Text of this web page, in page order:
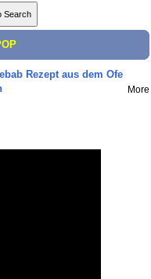
Rezept aus dem Ofe
More